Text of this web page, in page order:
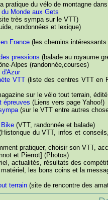
pratique du vélo de montagne
Monde aux Gets
très sympa sur le VTT)
randonnées et lexique)
France (les chemins intéressants
pressions (balade au royaume
Alpes (randonnée,courses)
d'Azur
VTT(liste des centres VTT en
sur le vélo tout terrain,
épreuves (Liens vers page Yahoo!)
(sur le VTT entre autres
(VTT, randonnée et balade)
du VTT, infos et
pratiquer, choisir son VTT,
et Pierrot] (Photos)
actualités, résultats des
les bons coins et la
terrain (site de rencontre des